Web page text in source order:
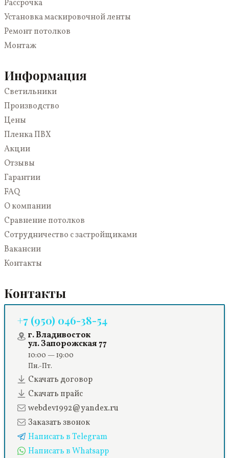
В зал
Для коттеджа
На кухню
В коридор
Многоуровневые
Парящие
Рассрочка
Установка маскировочной ленты
Ремонт потолков
Монтаж
Информация
Светильники
Производство
Цены
Пленка ПВХ
Акции
Отзывы
Гарантии
FAQ
О компании
Сравнение потолков
Сотрудничество с застройщиками
Вакансии
Контакты
Контакты
+7 (950) 046-38-54
г. Владивосток
ул. Запорожская 77
10:00 — 19:00
Пн.-Пт.
Скачать договор
Скачать прайс
webdev1992@yandex.ru
Заказать звонок
Написать в Telegram
Написать в Whatsapp